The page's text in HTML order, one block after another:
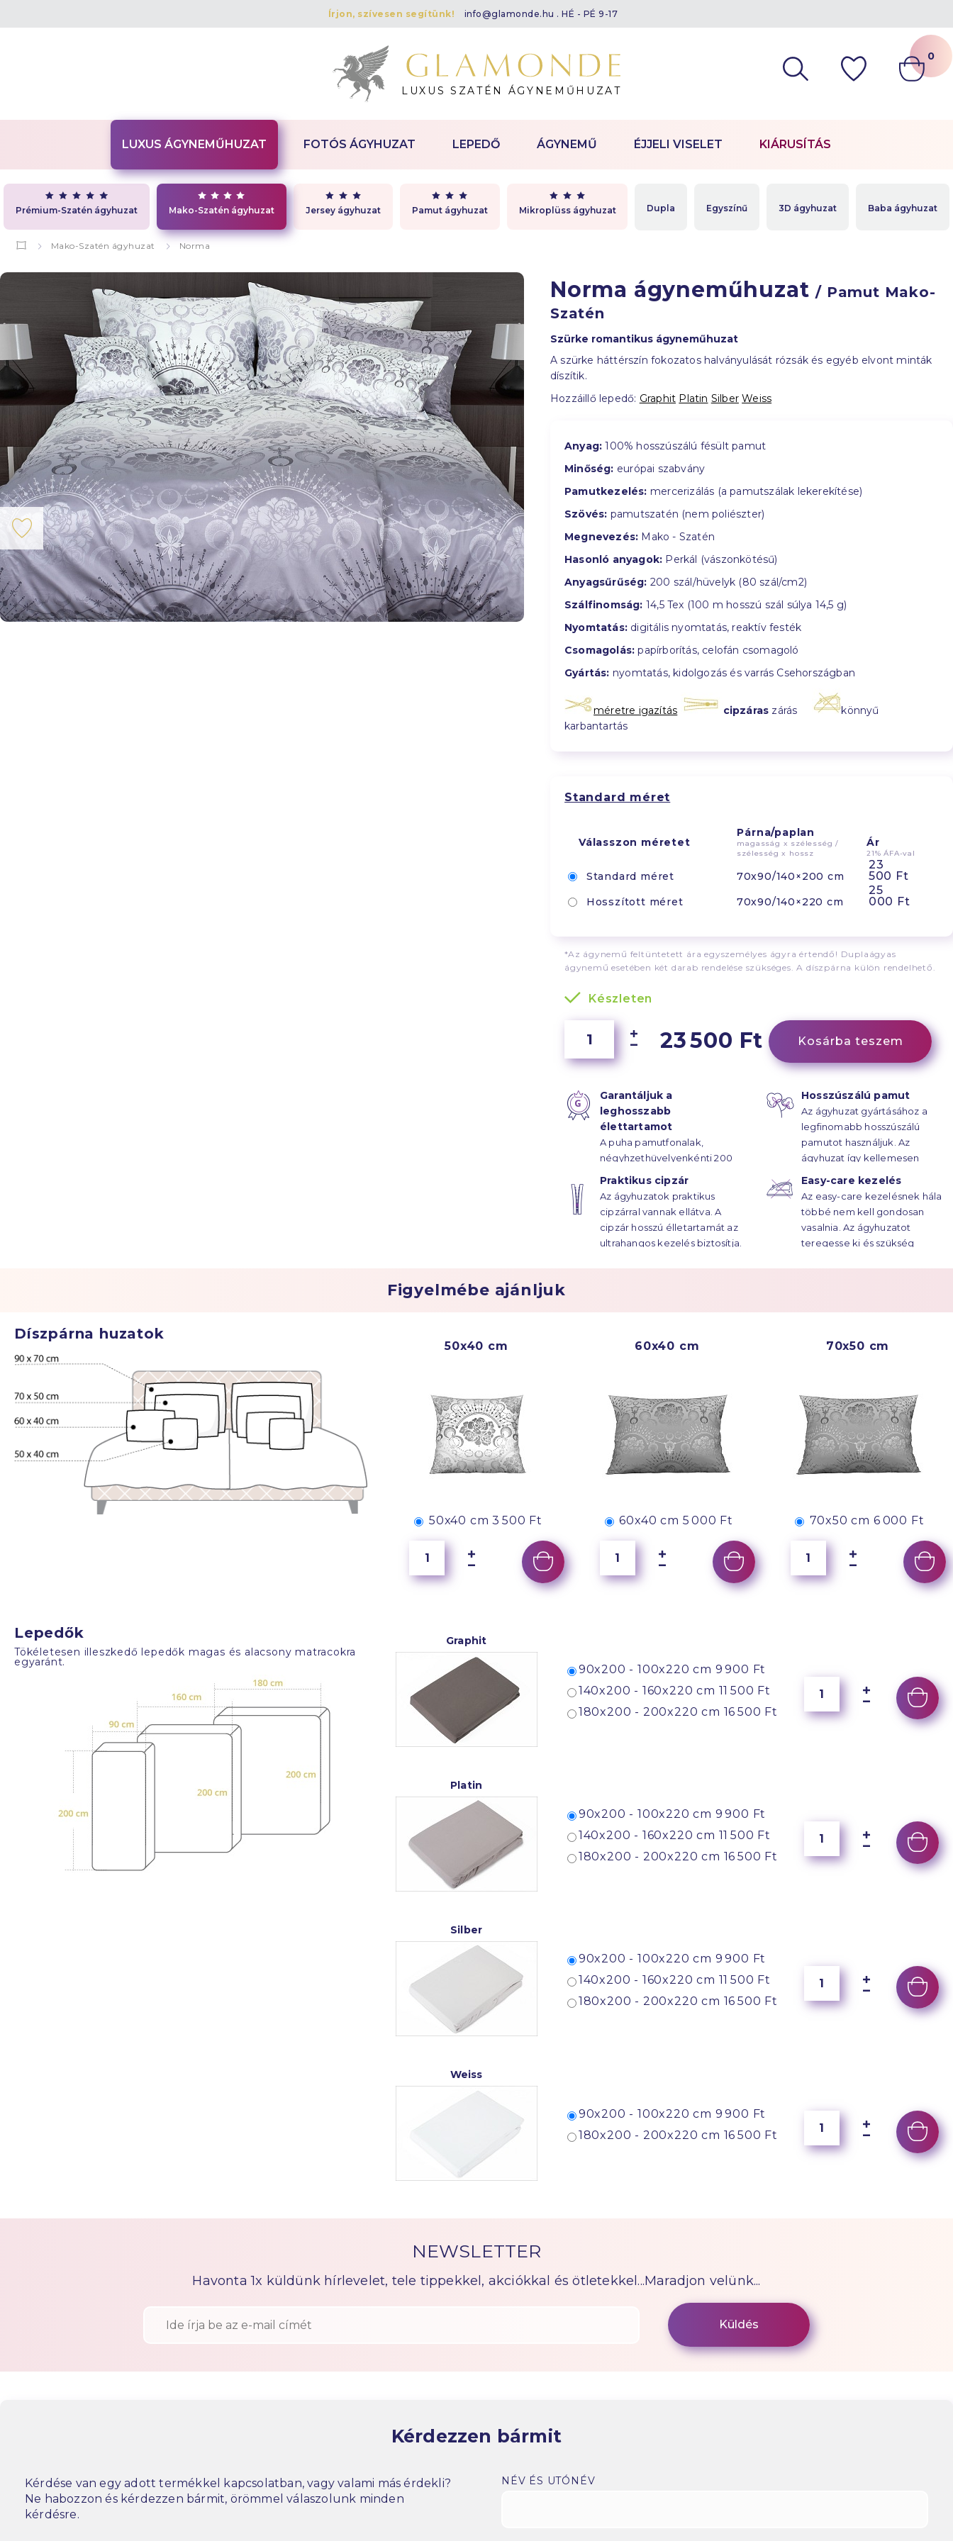
Írjon, szívesen segítünk! info@glamonde.hu . HÉ - PÉ 9-17
LUXUS SZATÉN ÁGYNEMŰHUZAT
0
LUXUS ÁGYNEMŰHUZAT
Prémium-Szatén ágyhuzat Mako-Szatén ágyhuzat Jersey ágyhuzat Pamut ágyhuzat Mikroplüss ágyhuzat Dupla Egyszínű 3D ágyhuzat Baba ágyhuzat
FOTÓS ÁGYHUZAT LEPEDŐ ÁGYNEMŰ ÉJJELI VISELET KIÁRUSÍTÁS
Mako-Szatén ágyhuzat Norma
Norma ágyneműhuzat/ Pamut Mako-
Szatén
Szürke romantikus ágyneműhuzat
A szürke háttérszín fokozatos halványulását rózsák és egyéb elvont minták
díszítik.
Hozzáillő lepedő: Graphit Platin Silber Weiss
Anyag: 100% hosszúszálú fésült pamut
Minőség: európai szabvány
Pamutkezelés: mercerizálás (a pamutszálak lekerekítése)
Szövés: pamutszatén (nem poliészter)
Megnevezés: Mako - Szatén
Hasonló anyagok: Perkál (vászonkötésű)
Anyagsűrűség: 200 szál/hüvelyk (80 szál/cm2)
Szálfinomság: 14,5 Tex (100 m hosszú szál súlya 14,5 g)
Nyomtatás: digitális nyomtatás, reaktív festék
Csomagolás: papírborítás, celofán csomagoló
Gyártás: nyomtatás, kidolgozás és varrás Csehországban
méretre igazítás cipzáras zárás
könnyű
karbantartás
Standard méret
Válasszon méretet
Párna/paplan
magasság x szélesség /
szélesség x hossz
Ár
21% ÁFA-val
Standard méret 70x90/140×200 cm
23
500 Ft
Hosszított méret 70x90/140×220 cm
25
000 Ft
*Az ágynemű feltüntetett ára egyszemélyes ágyra értendő! Duplaágyas
ágynemű esetében két darab rendelése szükséges. A díszpárna külön rendelhető.
Készleten
23 500 Ft Kosárba teszem
Garantáljuk a
leghosszabb
élettartamot
A puha pamutfonalak,
négyhzethüvelyenkénti 200
szál sűrűsségű
szaténkötésének hála, az
ágyhuzatok élettartama
évtizedekre húzódik.
Hosszúszálú pamut
Az ágyhuzat gyártásához a
legfinomabb hosszúszálú
pamutot használjuk. Az
ágyhuzat így kellemesen
Praktikus cipzár
Az ágyhuzatok praktikus
cipzárral vannak ellátva. A
cipzár hosszú élletartamát az
ultrahangos kezelés biztosítja.
Easy-care kezelés
Az easy-care kezelésnek hála
többé nem kell gondosan
vasalnia. Az ágyhuzatot
teregesse ki és szükség
Figyelmébe ajánljuk
Díszpárna huzatok
50x40 cm
50x40 cm 3 500 Ft
60x40 cm
60x40 cm 5 000 Ft
70x50 cm
70x50 cm 6 000 Ft
Lepedők
Tökéletesen illeszkedő lepedők magas és alacsony matracokra
egyaránt.
Graphit
90x200 - 100x220 cm 9 900 Ft
140x200 - 160x220 cm 11 500 Ft
180x200 - 200x220 cm 16 500 Ft
Platin
90x200 - 100x220 cm 9 900 Ft
140x200 - 160x220 cm 11 500 Ft
180x200 - 200x220 cm 16 500 Ft
Silber
90x200 - 100x220 cm 9 900 Ft
140x200 - 160x220 cm 11 500 Ft
180x200 - 200x220 cm 16 500 Ft
Weiss
90x200 - 100x220 cm 9 900 Ft
180x200 - 200x220 cm 16 500 Ft
NEWSLETTER
Havonta 1x küldünk hírlevelet, tele tippekkel, akciókkal és ötletekkel...Maradjon velünk...
Kérdezzen bármit
Kérdése van egy adott termékkel kapcsolatban, vagy valami más érdekli?
Ne habozzon és kérdezzen bármit, örömmel válaszolunk minden
kérdésre.
NÉV ÉS UTÓNÉV